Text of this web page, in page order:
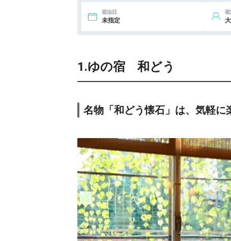
おきなとおうなの
住むところ 御宿
宿泊日
未指定
宿
1.ゆの宿 和どう
名物「和どう懐石」は、気軽に